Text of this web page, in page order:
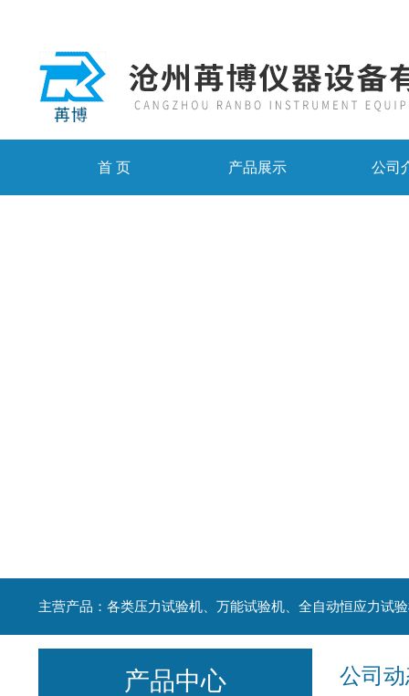
首 页 产品展示 公司
主营产品：各类压力试验机、万能试验机、全自动恒应力试
公司
产品中心